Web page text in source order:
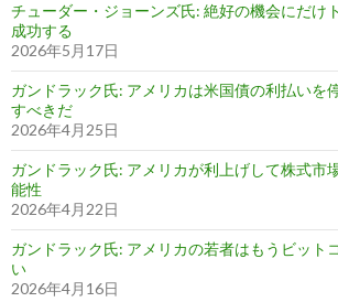
チューダー・ジョーンズ氏: 絶好の機会にだけ
成功する
2026年5月17日
ガンドラック氏: アメリカは米国債の利払いを
すべきだ
2026年4月25日
ガンドラック氏: アメリカが利上げして株式市
能性
2026年4月22日
ガンドラック氏: アメリカの若者はもうビット
い
2026年4月16日